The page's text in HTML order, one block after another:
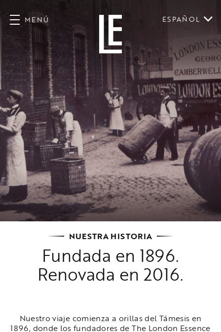
MENÚ ESPAÑOL
NUESTRA HISTORIA
Fundada en 1896.
Renovada en 2016.
Nuestro viaje comienza a orillas del Támesis en
1896, donde los fundadores de The London Essence